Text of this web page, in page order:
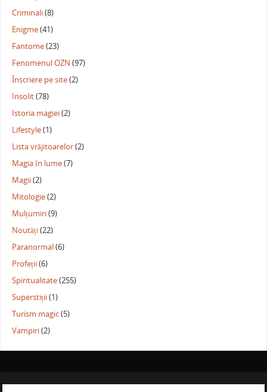
Criminali(8)
Enigme(41)
Fantome(23)
Fenomenul OZN (97)
Înscriere pe site(2)
Insolit(78)
Istoria magiei(2)
Lifestyle(1)
Lista vrăjitoarelor(2)
Magia în lume(7)
Magii(2)
Mitologie(2)
Mulțumiri(9)
Noutăți(22)
Paranormal(6)
Profeții(6)
Spiritualitate(255)
Superstiții(1)
Turism magic(5)
Vampiri(2)